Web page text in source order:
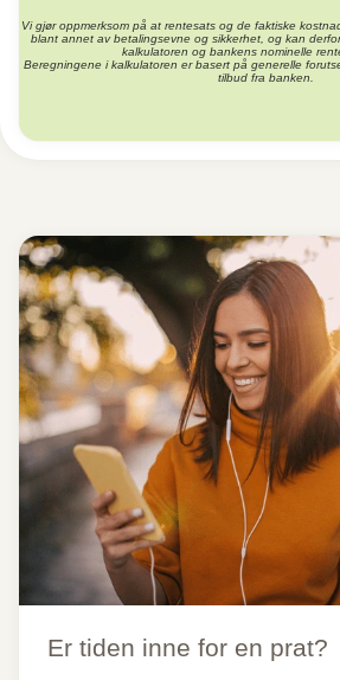
Vi gjør oppmerksom på at rentesats og de faktiske
blant annet av betalingsevne og sikkerhet, og kan
kalkulatoren og bankens nominelle
Beregningene i kalkulatoren er basert på generelle
tilbud fra banken.
Er tiden inne for en prat?